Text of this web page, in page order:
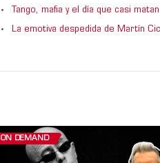
Tango, mafia y el día que casi
La emotiva despedida de Martín
ON DEMAND